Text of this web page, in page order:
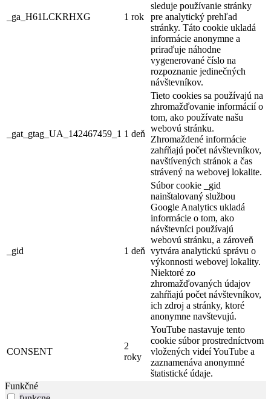
_ga_H61LCKRHXG 1 rok
sleduje používanie stránky
pre analytický prehľad
stránky. Táto cookie ukladá
informácie anonymne a
priraďuje náhodne
vygenerované číslo na
rozpoznanie jedinečných
návštevníkov.
_gat_gtag_UA_142467459_1 1 deň
Tieto cookies sa používajú na
zhromažďovanie informácií o
tom, ako používate našu
webovú stránku.
Zhromaždené informácie
zahŕňajú počet návštevníkov,
navštívených stránok a čas
strávený na webovej lokalite.
_gid 1 deň
Súbor cookie _gid
nainštalovaný službou
Google Analytics ukladá
informácie o tom, ako
návštevníci používajú
webovú stránku, a zároveň
vytvára analytickú správu o
výkonnosti webovej lokality.
Niektoré zo
zhromažďovaných údajov
zahŕňajú počet návštevníkov,
ich zdroj a stránky, ktoré
anonymne navštevujú.
CONSENT
2
roky
YouTube nastavuje tento
cookie súbor prostredníctvom
vložených videí YouTube a
zaznamenáva anonymné
štatistické údaje.
Funkčné